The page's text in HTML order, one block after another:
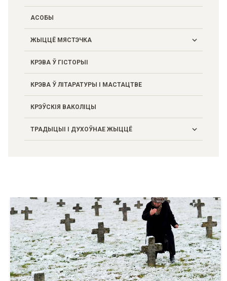
Жыллё, грамадскія і гаспадарчыя пабудовы
Замак
Культавыя пабудовы і мемарыяльныя помнікі
АСОБЫ
ЖЫЦЦЁ МЯСТЭЧКА
Грамадскае і гаспадарчае жыццё
Здарэнні
Падзеі
Побыт
КРЭВА Ў ГІСТОРЫІ
КРЭВА Ў ЛІТАРАТУРЫ І МАСТАЦТВЕ
КРЭЎСКІЯ ВАКОЛІЦЫ
ТРАДЫЦЫІ І ДУХОЎНАЕ ЖЫЦЦЁ
Народы і рэлігіі
Фальклор